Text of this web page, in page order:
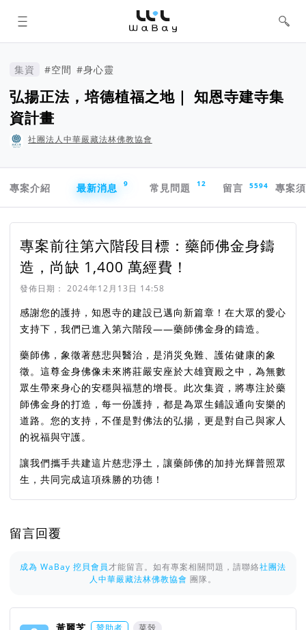
WaBay 挖貝 | 台灣最值得信賴的群眾
集資 / 群眾募資平台
集資 #空間 #身心靈
弘揚正法，培德植福之地｜ 知恩寺建寺集
資計畫
社團法人中華嚴藏法林佛教協會
專案介紹
最新消息 9 常見問題 12 留言 5594 專案
專案前往第六階段目標：藥師佛金身鑄
造，尚缺 1,400 萬經費！
發佈日期： 2024年12月13日 14:58
感謝您的護持，知恩寺的建設已邁向新篇章！在大眾的愛心
支持下，我們已進入第六階段——藥師佛金身的鑄造。
藥師佛，象徵著慈悲與醫治，是消災免難、護佑健康的象
徵。這尊金身佛像未來將莊嚴安座於大雄寶殿之中，為無數
眾生帶來身心的安穩與福慧的增長。此次集資，將專注於藥
師佛金身的打造，每一份護持，都是為眾生鋪設通向安樂的
道路。您的支持，不僅是對佛法的弘揚，更是對自己與家人
的祝福與守護。
讓我們攜手共建這片慈悲淨土，讓藥師佛的加持光輝普照眾
生，共同完成這項殊勝的功德！
留言回覆
成為 WaBay 挖貝會員才能留言。如有專案相關問題，請聯絡社團法
人中華嚴藏法林佛教協會 團隊。